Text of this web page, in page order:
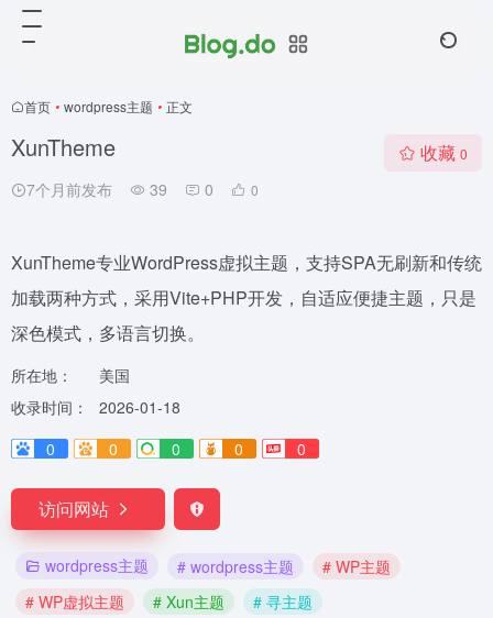
首页 • wordpress主题 • 正文
XunTheme
7个月前发布 39 0 0
收藏 0
XunTheme专业WordPress虚拟主题，支持SPA无刷新和传统
加载两种方式，采用Vite+PHP开发，自适应便捷主题，只是
深色模式，多语言切换。
所在地：
美国
收录时间：
2026-01-18
0
0 0 0 0
访问网站
wordpress主题 # wordpress主题
# WP主题
# WP虚拟主题
# Xun主题 # 寻主题